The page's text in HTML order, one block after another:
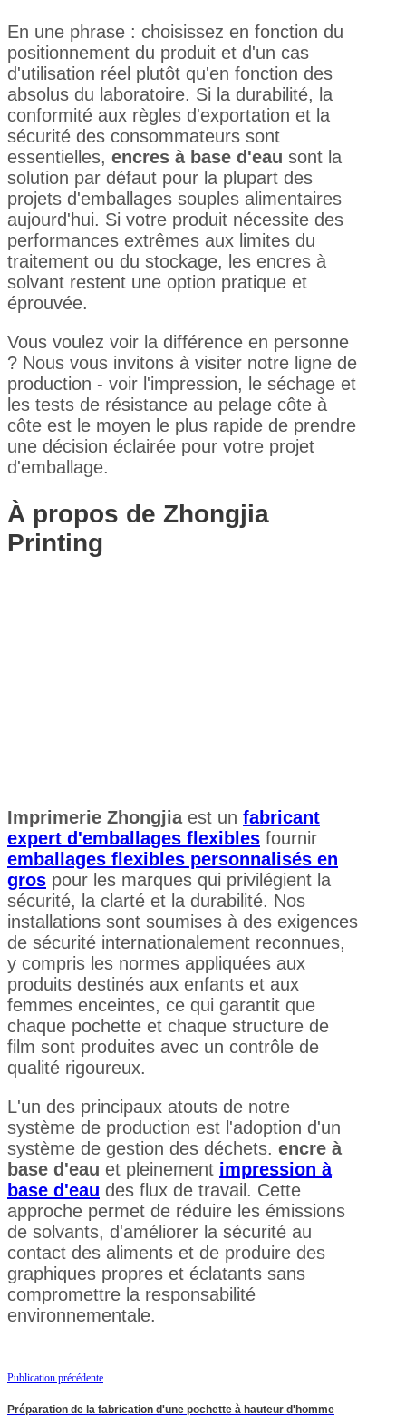
En une phrase : choisissez en fonction du
positionnement du produit et d'un cas
d'utilisation réel plutôt qu'en fonction des
absolus du laboratoire. Si la durabilité, la
conformité aux règles d'exportation et la
sécurité des consommateurs sont
essentielles, encres à base d'eau sont la
solution par défaut pour la plupart des
projets d'emballages souples alimentaires
aujourd'hui. Si votre produit nécessite des
performances extrêmes aux limites du
traitement ou du stockage, les encres à
solvant restent une option pratique et
éprouvée.
Vous voulez voir la différence en personne
? Nous vous invitons à visiter notre ligne de
production - voir l'impression, le séchage et
les tests de résistance au pelage côte à
côte est le moyen le plus rapide de prendre
une décision éclairée pour votre projet
d'emballage.
À propos de Zhongjia
Printing
Imprimerie Zhongjiaest un fabricant
expert d'emballages flexibles fournir
emballages flexibles personnalisés en
gros pour les marques qui privilégient la
sécurité, la clarté et la durabilité. Nos
installations sont soumises à des exigences
de sécurité internationalement reconnues,
y compris les normes appliquées aux
produits destinés aux enfants et aux
femmes enceintes, ce qui garantit que
chaque pochette et chaque structure de
film sont produites avec un contrôle de
qualité rigoureux.
L'un des principaux atouts de notre
système de production est l'adoption d'un
système de gestion des déchets. encre à
base d'eau et pleinement impression à
base d'eau des flux de travail. Cette
approche permet de réduire les émissions
de solvants, d'améliorer la sécurité au
contact des aliments et de produire des
graphiques propres et éclatants sans
compromettre la responsabilité
environnementale.
Publication précédente
Préparation de la fabrication d'une pochette à hauteur d'homme